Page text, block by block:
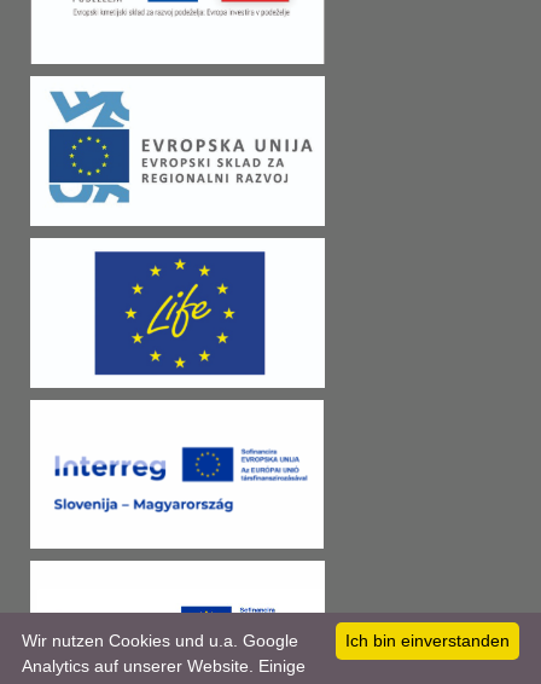
Ich bin einverstanden
Wir nutzen Cookies und u.a. Google
Analytics auf unserer Website. Einige